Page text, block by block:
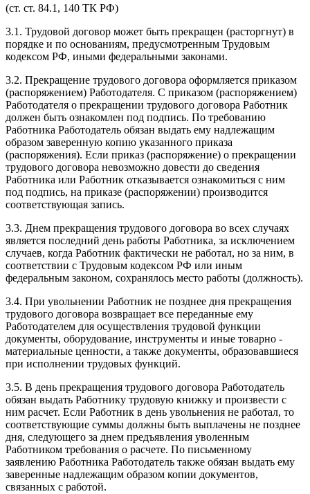
(ст. ст. 84.1, 140 ТК РФ)
3.1. Трудовой договор может быть прекращен (расторгнут) в
порядке и по основаниям, предусмотренным Трудовым
кодексом РФ, иными федеральными законами.
3.2. Прекращение трудового договора оформляется приказом
(распоряжением) Работодателя. С приказом (распоряжением)
Работодателя о прекращении трудового договора Работник
должен быть ознакомлен под подпись. По требованию
Работника Работодатель обязан выдать ему надлежащим
образом заверенную копию указанного приказа
(распоряжения). Если приказ (распоряжение) о прекращении
трудового договора невозможно довести до сведения
Работника или Работник отказывается ознакомиться с ним
под подпись, на приказе (распоряжении) производится
соответствующая запись.
3.3. Днем прекращения трудового договора во всех случаях
является последний день работы Работника, за исключением
случаев, когда Работник фактически не работал, но за ним, в
соответствии с Трудовым кодексом РФ или иным
федеральным законом, сохранялось место работы (должность).
3.4. При увольнении Работник не позднее дня прекращения
трудового договора возвращает все переданные ему
Работодателем для осуществления трудовой функции
документы, оборудование, инструменты и иные товарно -
материальные ценности, а также документы, образовавшиеся
при исполнении трудовых функций.
3.5. В день прекращения трудового договора Работодатель
обязан выдать Работнику трудовую книжку и произвести с
ним расчет. Если Работник в день увольнения не работал, то
соответствующие суммы должны быть выплачены не позднее
дня, следующего за днем предъявления уволенным
Работником требования о расчете. По письменному
заявлению Работника Работодатель также обязан выдать ему
заверенные надлежащим образом копии документов,
связанных с работой.